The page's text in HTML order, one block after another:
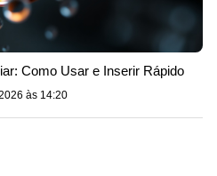
Como Usar e Inserir Rápido
às 14:20